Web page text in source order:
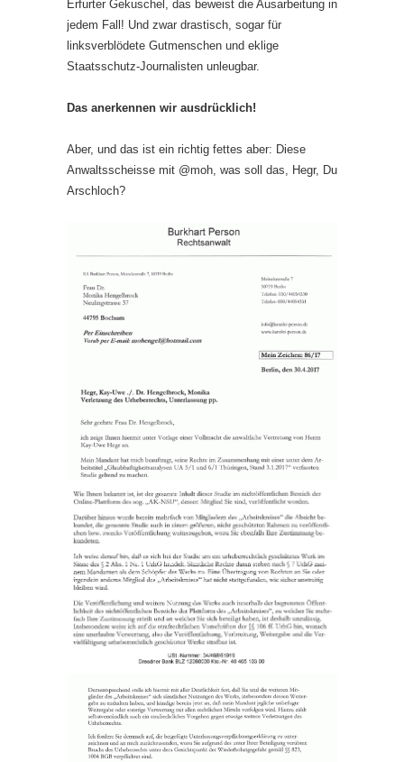
Erfurter Gekuschel, das beweist die Ausarbeitung in
jedem Fall! Und zwar drastisch, sogar für
linksverblödete Gutmenschen und eklige
Staatsschutz-Journalisten unleugbar.
Das anerkennen wir ausdrücklich!
Aber, und das ist ein richtig fettes aber: Diese
Anwaltsscheisse mit @moh, was soll das, Hegr, Du
Arschloch?